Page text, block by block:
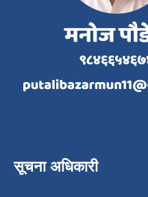
सूचना अधिकारी